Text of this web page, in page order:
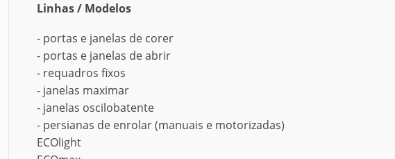
Linhas / Modelos
- portas e janelas de corer
- portas e janelas de abrir
- requadros fixos
- janelas maximar
- janelas oscilobatente
- persianas de enrolar (manuais e motorizadas)
ECOlight